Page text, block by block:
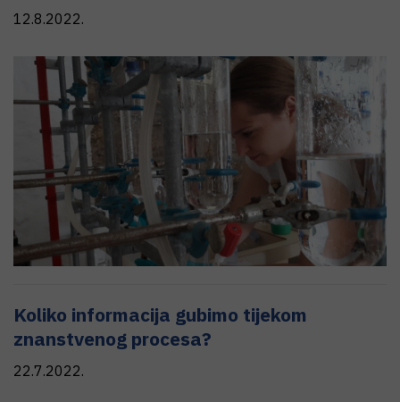
12.8.2022.
Koliko informacija gubimo tijekom
znanstvenog procesa?
22.7.2022.